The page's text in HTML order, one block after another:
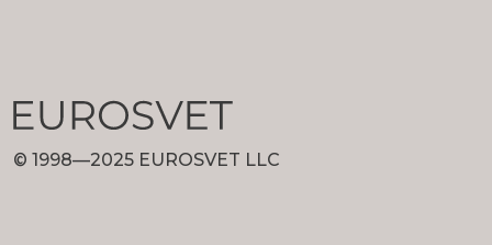
© 1998—2025 EUROSVET LLC